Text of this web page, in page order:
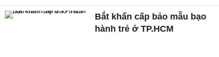
Bắt khẩn cấp bảo mẫu bạo
hành trẻ ở TP.HCM